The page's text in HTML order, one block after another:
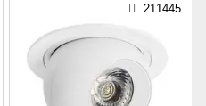
211445